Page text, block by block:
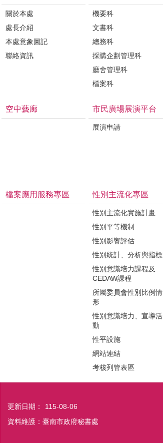
關於本處
處長介紹
本處意象圖記
聯絡資訊
機要科
文書科
總務科
採購企劃管理科
廳舍管理科
檔案科
空中藝廊 市民廣場展演平台
展演申請
檔案應用服務專區 性別主流化專區
性別主流化實施計畫
性別平等機制
性別影響評估
性別統計、分析與指標
性別意識培力課程及
CEDAW課程
所屬委員會性別比例情
形
性別意識培力、宣導活
動
性平設施
網站連結
考核列管表區
更新日期：
115-08-06
資料維護：臺南市政府秘書處